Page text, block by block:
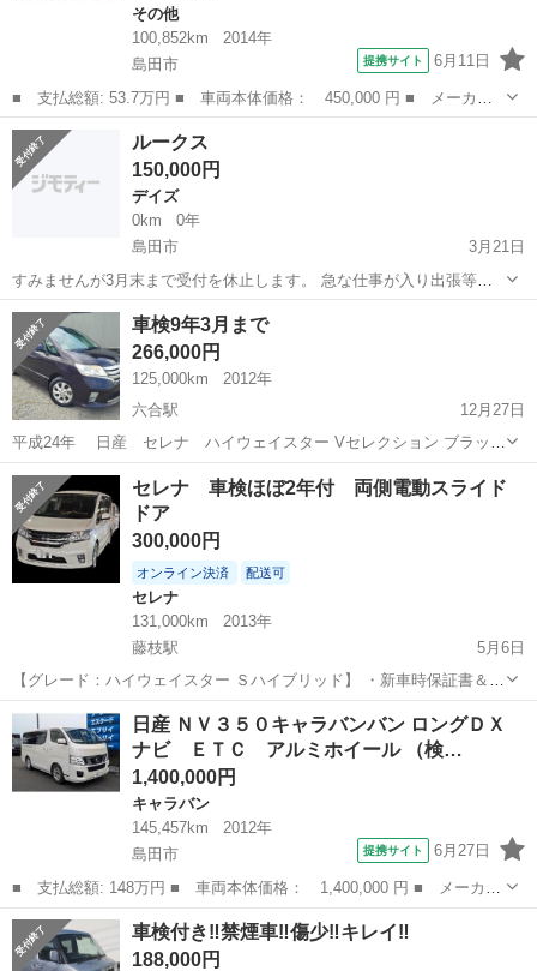
その他
100,852km
2014年
島田市
提携サイト 6月11日
■ 支払総額: 53.7万円 ■ 車両本体価格： 450,000 円 ■ メーカー
名： 日産 ■ 車種名： ＮＶ１００クリッパーリオ ■ グレード
名： Ｅ 車検令和１０年６月１２日 メモリーナビ地デジフルセグ
ＴＶ バックカ...
静岡 その他
ルークス
150,000円
デイズ
0km
0年
島田市
3月21日
すみませんが3月末まで受付を休止します。 急な仕事が入り出張等も
あり3月末まで休みが取れません。 現車確認もできないので申し訳あ
りませんがしばらくお待ち下さい。 たくさんの問い合わせがありまし
たが中途半端になりすみません。 ...
静岡 島田市 デイズ ルークス
車検9年3月まで
266,000円
125,000km
2012年
六合駅
12月27日
平成24年 日産 セレナ ハイウェイスター Vセレクション ブラック
134000キロ 車検 令和9年3月 純正フロアマット 純正ドアバイザー 純
正アルミホイール 純正ナビ 純正フリップダウンモニター TV ※走行
中...
静岡 島田市 六合駅 日産 Bluetooth
セレナ 車検ほぼ2年付 両側電動スライド
ドア
300,000円
オンライン決済 配送可
セレナ
131,000km
2013年
藤枝駅
5月6日
【グレード：ハイウェイスター Ｓハイブリッド】 ・新車時保証書＆取
扱説明書あり ・インテリジェントキー ・スペアキーあり ・純正ナビ
＆TV ・フリップダウンモニター ・バックカメラ ・両側パワースライ
ドドア ・レザー調シート...
静岡 島田市 藤枝駅 セレナ クルーズコントロール
日産 ＮＶ３５０キャラバンバン ロングＤＸ
ナビ ＥＴＣ アルミホイール （検…
1,400,000円
キャラバン
145,457km
2012年
島田市
提携サイト 6月27日
■ 支払総額: 148万円 ■ 車両本体価格： 1,400,000 円 ■ メーカー
名： 日産 ■ 車種名： ＮＶ３５０キャラバンバン ■ グレード
名： ロングＤＸ ナビ ＥＴＣ アルミホイール ■ 排気量：
2000cc...
静岡 島田市 キャラバン
車検付き‼️禁煙車‼️傷少‼️キレイ‼️
188,000円